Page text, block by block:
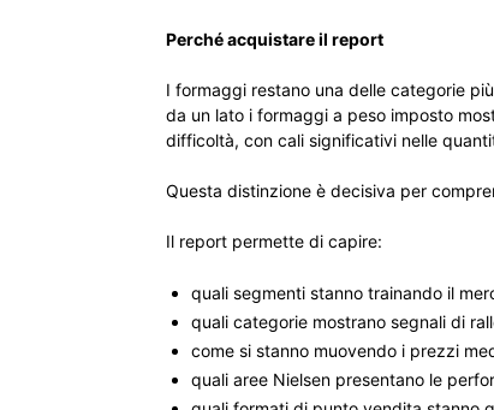
Perché acquistare il report
I formaggi restano una delle categorie
da un lato i formaggi a peso imposto
difficoltà, con cali significativi nelle
Questa distinzione è decisiva per
Il report permette di capire:
quali segmenti stanno trainando il
quali categorie mostrano segnali di
come si stanno muovendo i prezzi
quali aree Nielsen presentano le